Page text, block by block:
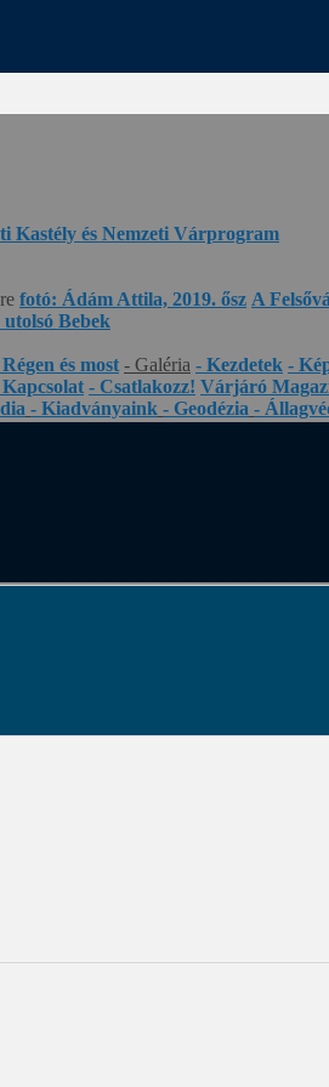
Kastély és Nemzeti Várprogram
fotó: Ádám Attila, 2019. ősz A
utolsó Bebek
és most - Galéria - Kezdetek -
- Csatlakozz! Várjáró
- Kiadványaink - Geodézia -